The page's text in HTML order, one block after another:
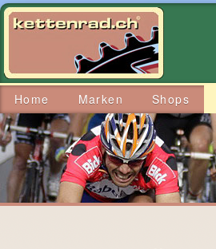
Home Marken Shops